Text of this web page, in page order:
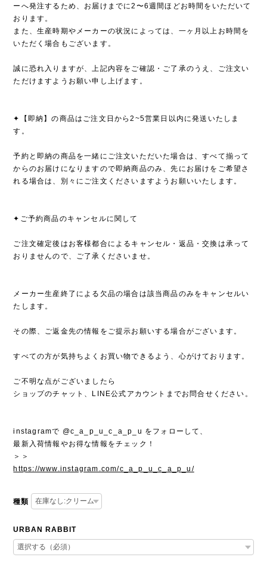
ーへ発注するため、お届けまでに2〜6週間ほどお時間をいただいて
おります。
また、生産時期やメーカーの状況によっては、一ヶ月以上お時間を
いただく場合もございます。
誠に恐れ入りますが、上記内容をご確認・ご了承のうえ、ご注文い
ただけますようお願い申し上げます。
✦【即納】の商品はご注文日から2~5営業日以内に発送いたしま
す。
予約と即納の商品を一緒にご注文いただいた場合は、すべて揃って
からのお届けになりますので即納商品のみ、先にお届けをご希望さ
れる場合は、別々にご注文くださいますようお願いいたします。
✦ご予約商品のキャンセルに関して
ご注文確定後はお客様都合によるキャンセル・返品・交換は承って
おりませんので、ご了承くださいませ。
メーカー生産終了による欠品の場合は該当商品のみをキャンセルい
たします。
その際、ご返金先の情報をご提示お願いする場合がございます。
すべての方が気持ちよくお買い物できるよう、心がけております。
ご不明な点がございましたら
ショップのチャット、LINE公式アカウントまでお問合せください。
instagramで @c_a_p_u_c_a_p_u をフォローして、
最新入荷情報やお得な情報をチェック！
＞＞
https://www.instagram.com/c_a_p_u_c_a_p_u/
種類
URBAN RABBIT